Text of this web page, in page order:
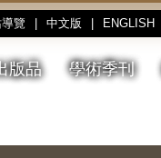
覽 中文版 ENGLISH
版品 學術季刊